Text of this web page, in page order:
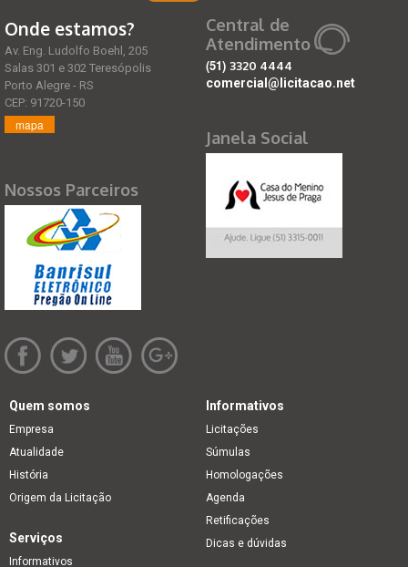
Onde estamos?
Av. Eng. Ludolfo Boehl, 205
Salas 301 e 302 Teresópolis
Porto Alegre - RS
CEP: 91720-150
mapa
Nossos Parceiros
Central de
Atendimento
(51) 3320 4444
comercial@licitacao.net
Janela Social
Quem somos
Empresa
Atualidade
História
Origem da Licitação
Informativos
Licitações
Súmulas
Homologações
Agenda
Retificações
Dicas e dúvidas
Serviços
Informativos